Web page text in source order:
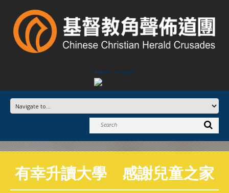
Advertisement
有幸升讀大學 感謝兒童之家